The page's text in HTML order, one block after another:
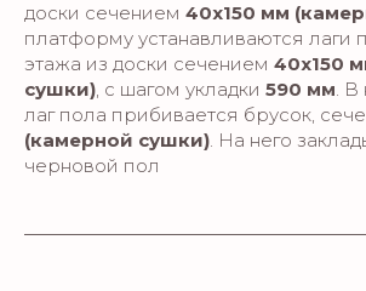
доски сечением 40х150 мм
платформу устанавливаются лаги
этажа из доски сечением 40х150
сушки), с шагом укладки 590 мм. В
лаг пола прибивается брусок,
(камерной сушки). На него
черновой пол